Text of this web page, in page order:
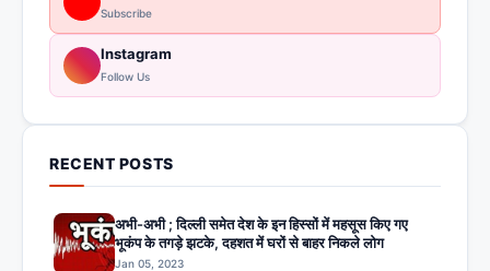
Subscribe
Instagram
Follow Us
RECENT POSTS
अभी-अभी ; दिल्ली समेत देश के इन हिस्सों में महसूस किए गए
भूकंप के तगड़े झटके, दहशत में घरों से बाहर निकले लोग
Jan 05, 2023